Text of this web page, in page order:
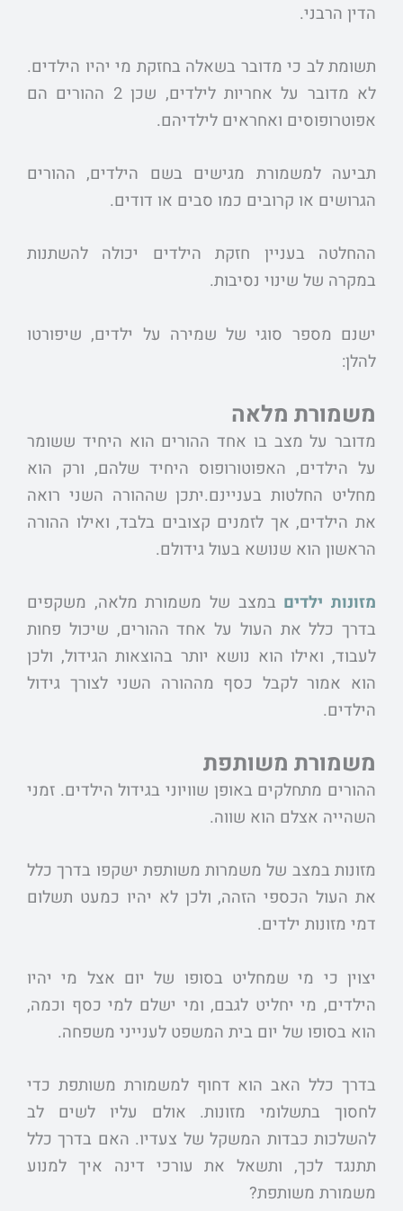
הדין הרבני.
תשומת לב כי מדובר בשאלה בחזקת מי יהיו הילדים.
לא מדובר על אחריות לילדים, שכן 2 ההורים הם
אפוטרופוסים ואחראים לילדיהם.
תביעה למשמורת מגישים בשם הילדים, ההורים
הגרושים או קרובים כמו סבים או דודים.
ההחלטה בעניין חזקת הילדים יכולה להשתנות
במקרה של שינוי נסיבות.
ישנם מספר סוגי של שמירה על ילדים, שיפורטו
להלן:
משמורת מלאה
מדובר על מצב בו אחד ההורים הוא היחיד ששומר
על הילדים, האפוטורופוס היחיד שלהם, ורק הוא
מחליט החלטות בעניינם.יתכן שההורה השני רואה
את הילדים, אך לזמנים קצובים בלבד, ואילו ההורה
הראשון הוא שנושא בעול גידולם.
מזונות ילדים במצב של משמורת מלאה, משקפים
בדרך כלל את העול על אחד ההורים, שיכול פחות
לעבוד, ואילו הוא נושא יותר בהוצאות הגידול, ולכן
הוא אמור לקבל כסף מההורה השני לצורך גידול
הילדים.
משמורת משותפת
ההורים מתחלקים באופן שוויוני בגידול הילדים. זמני
השהייה אצלם הוא שווה.
מזונות במצב של משמרות משותפת ישקפו בדרך כלל
את העול הכספי הזהה, ולכן לא יהיו כמעט תשלום
דמי מזונות ילדים.
יצוין כי מי שמחליט בסופו של יום אצל מי יהיו
הילדים, מי יחליט לגבם, ומי ישלם למי כסף וכמה,
הוא בסופו של יום בית המשפט לענייני משפחה.
בדרך כלל האב הוא דחוף למשמורת משותפת כדי
לחסוך בתשלומי מזונות. אולם עליו לשים לב
להשלכות כבדות המשקל של צעדיו. האם בדרך כלל
תתנגד לכך, ותשאל את עורכי דינה איך למנוע
משמורת משותפת?